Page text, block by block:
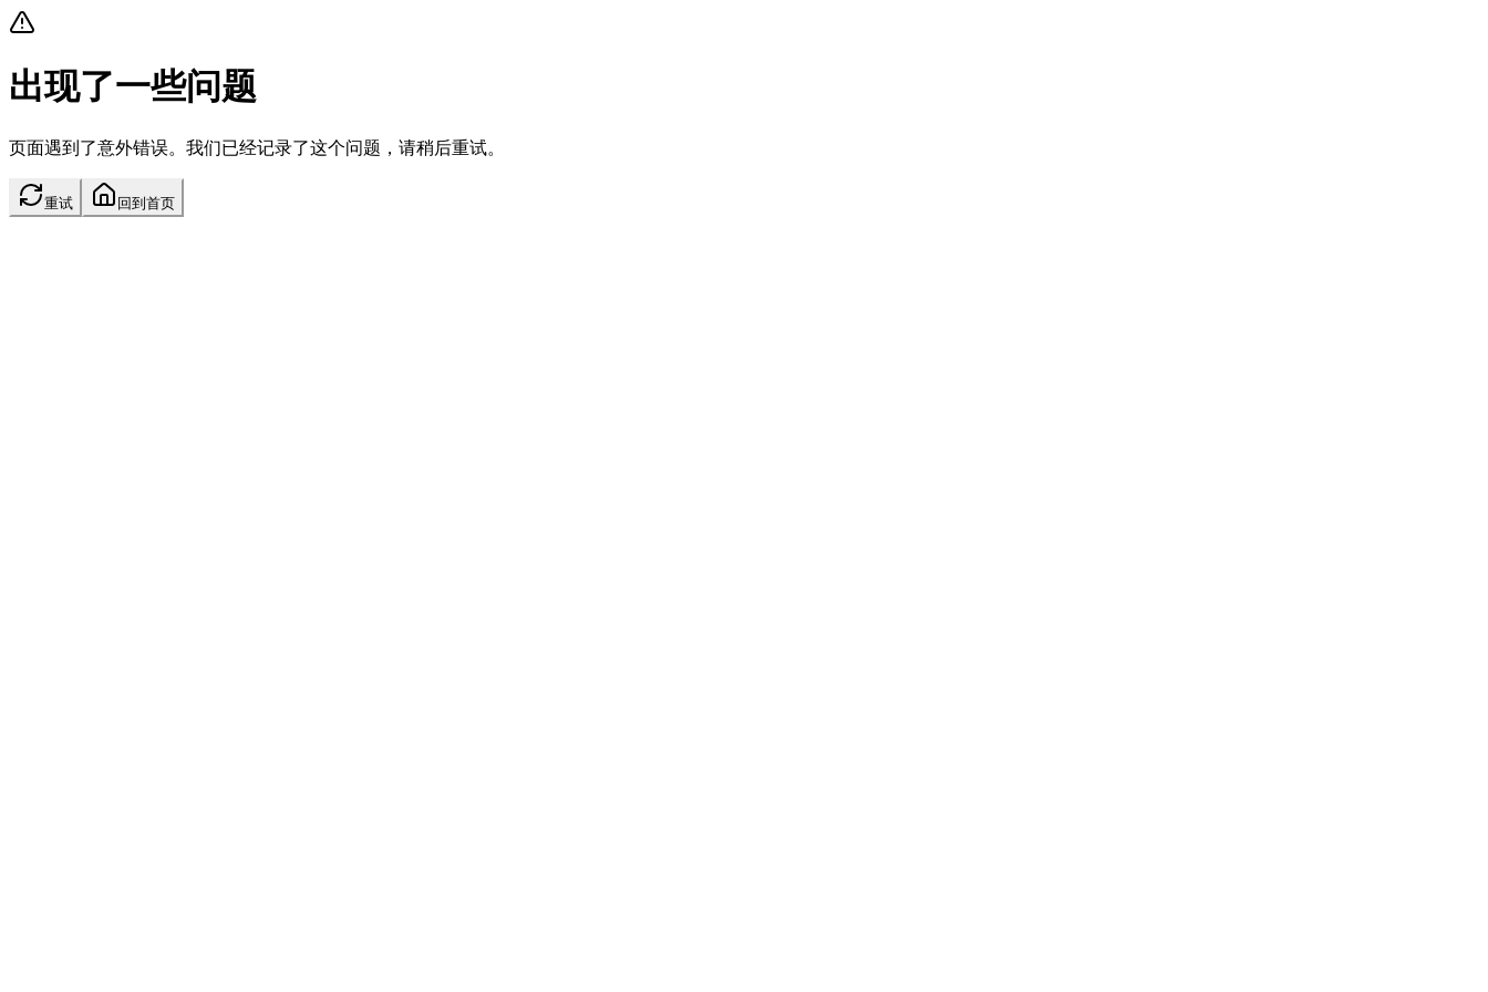
出现了一些问题
页面遇到了意外错误。我们已经记录了这个问题，请稍后重试。
重试 回到首页